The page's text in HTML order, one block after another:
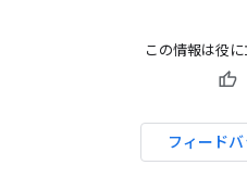
この情報は役
フィード